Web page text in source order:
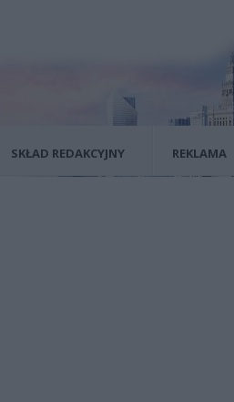
SKŁAD REDAKCYJNY REKLAMA